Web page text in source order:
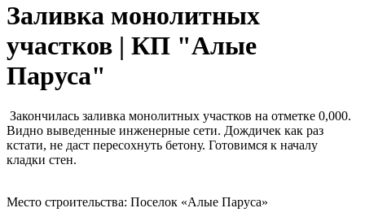
Заливка монолитных
участков | КП "Алые
Паруса"
Закончилась заливка монолитных участков на отметке 0,000.
Видно выведенные инженерные сети. Дождичек как раз
кстати, не даст пересохнуть бетону. Готовимся к началу
кладки стен.
Место строительства: Поселок «Алые Паруса»